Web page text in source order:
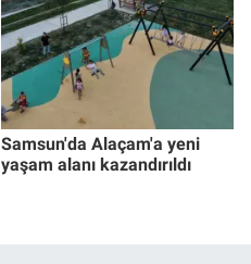
Samsun'da Alaçam'a yeni
yaşam alanı kazandırıldı